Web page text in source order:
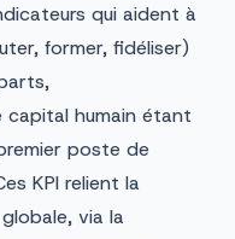
qui aident à
former, fidéliser)
capital humain étant
poste de
KPI relient la
via la